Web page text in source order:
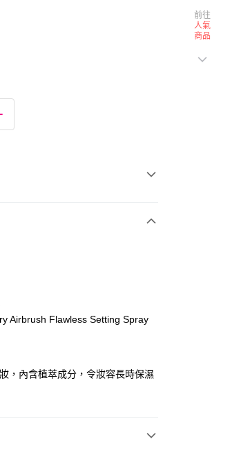
作天送達
Airbrush Flawless Setting Spray
，內含植萃成分，令妝容長時保濕
前往
人氣
商品